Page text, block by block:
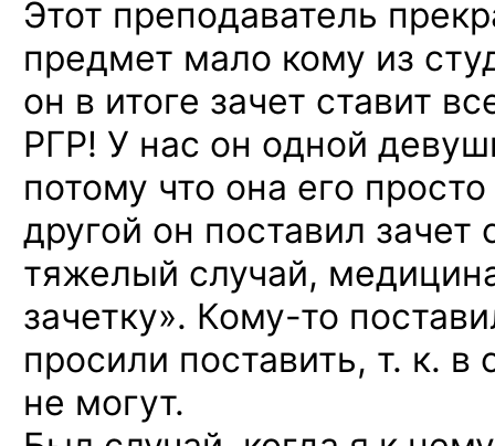
Этот преподаватель
предмет мало кому из
он в итоге зачет ставит
РГР! У нас он одной
потому что она его
другой он поставил зачет
тяжелый случай,
зачетку». Кому-то
просили поставить, т. к.
не могут.